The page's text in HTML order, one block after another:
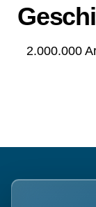
2.000.000